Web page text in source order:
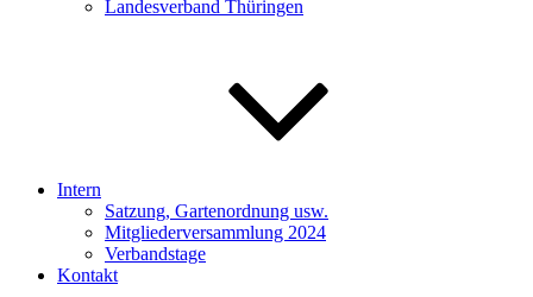
Landesverband Thüringen
Intern
Satzung, Gartenordnung usw.
Mitgliederversammlung 2024
Verbandstage
Kontakt